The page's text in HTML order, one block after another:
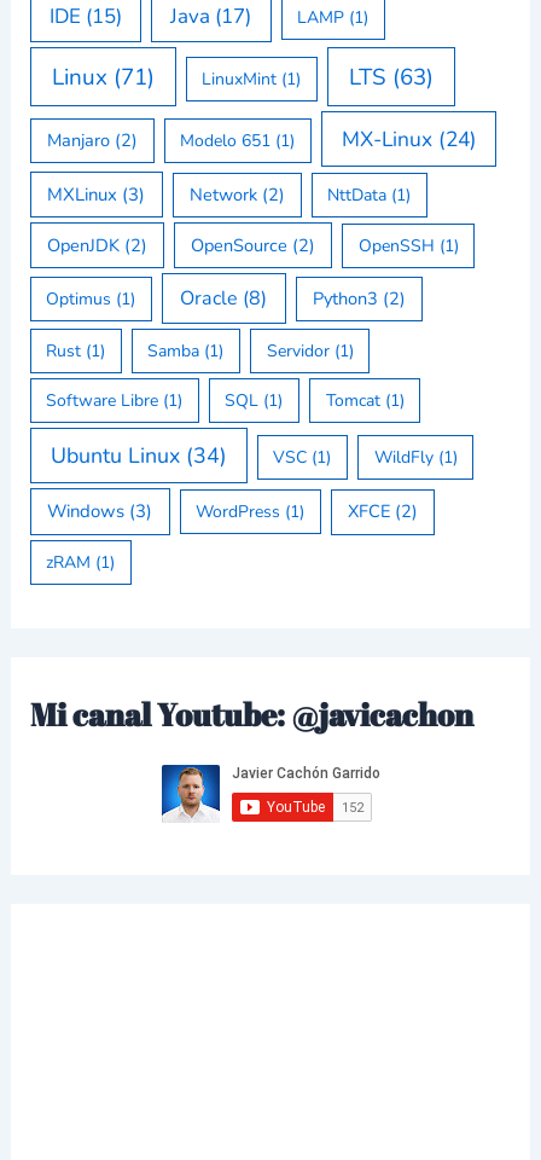
IDE (15) Java (17) LAMP (1)
Linux (71) LinuxMint (1) LTS (63)
Manjaro(2) Modelo 651 (1) MX-Linux(24)
MXLinux (3) Network(2) NttData (1)
OpenJDK(2) OpenSource (2) OpenSSH (1)
Optimus (1) Oracle (8) Python3 (2)
Rust (1) Samba (1) Servidor(1)
Software Libre (1) SQL (1) Tomcat(1)
Ubuntu Linux(34) VSC (1) WildFly(1)
Windows (3) WordPress (1) XFCE(2)
zRAM (1)
Mi canal Youtube: @javicachon